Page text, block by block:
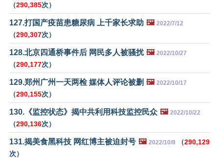
（290,385次）
127.打国产疫苗患糖尿病 上千家长求助 🖼️ 2022/7/12
（290,307次）
128.北京四通桥事件后 网民多人被骚扰 🖼️ 2022/10/27
（290,177次）
129.郑州广州一天两检 媒体人评论被删 🖼️ 2022/10/17
（290,155次）
130.《监控状态》揭中共利用科技监控民众 🖼️ 2022/10/22
（290,136次）
131.揭美食黑科技 网红博主被迫封号 🖼️ 2022/10/8 （290,129
次）